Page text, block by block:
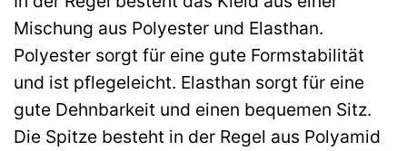
Mischung aus Polyester und Elasthan.
Polyester sorgt für eine gute Formstabilität
und ist pflegeleicht. Elasthan sorgt für eine
gute Dehnbarkeit und einen bequemen Sitz.
Die Spitze besteht in der Regel aus Polyamid